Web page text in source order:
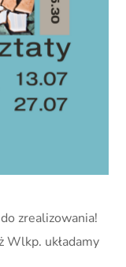
zrealizowania!
Wlkp. układamy